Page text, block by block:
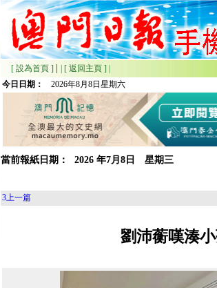
[ 設為首頁 ] [ 返回主頁 ]
今日日期：
2026年8月8日星期六
當前報紙日期： 2026 年7月 8日 星期三
3上一篇
劉沛蘅嘆湊